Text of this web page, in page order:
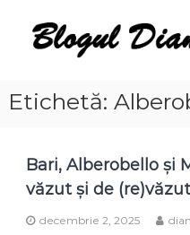
content
Blogul
Dianei
opinie,
călătorii
finețuri
Etichetă:
Bari, Alberobello și
văzut și de (re)văzut
decembrie 2, 2025